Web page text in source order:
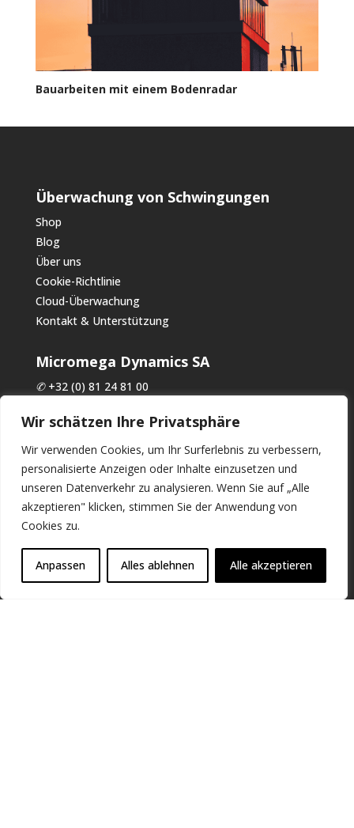
Wir schätzen Ihre Privatsphäre
Wir verwenden Cookies, um Ihr Surferlebnis zu verbessern,
personalisierte Anzeigen oder Inhalte einzusetzen und
unseren Datenverkehr zu analysieren. Wenn Sie auf „Alle
akzeptieren" klicken, stimmen Sie der Anwendung von
Cookies zu.
Anpassen Alles ablehnen Alle akzeptieren
Bauarbeiten mit einem Bodenradar
Überwachung von Schwingungen
Shop
Blog
Über uns
Cookie-Richtlinie
Cloud-Überwachung
Kontakt & Unterstützung
Micromega Dynamics SA
✆ +32 (0) 81 24 81 00
Sart, 5380 Fernelmont | BELGIEN
MWST. : BE0466.034.916
Zahlungsarten